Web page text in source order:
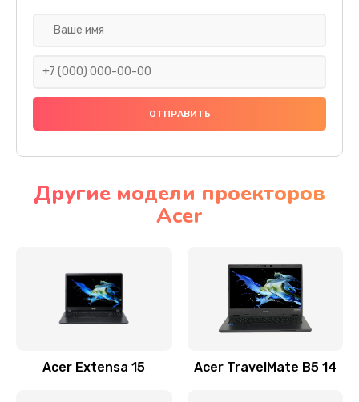
Ремонт подсветки
Настройка BIOS
Замена видеочипа
Заказать
Другие модели проекторов
Acer
Acer Extensa 15 Acer TravelMate B5 14